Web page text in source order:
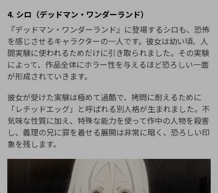
4. シロ（デッドマン・ワンダーランド）
『デッドマン・ワンダーランド』に登場するシロも、恐怖
を感じさせるキャラクターの一人です。彼女は幼い頃、人
間実験に使われるためだけに引き取られました。その実験
によって、作品全体にホラー性を与えるほど恐ろしい一面
が形成されていきます。
彼女が受けた実験は極めて過酷で、拷問に耐えるために
「レチッドエッグ」と呼ばれる別人格が生まれました。不
気味な性質に加え、特殊な能力を使って作中の人物を殺害
し、義理の兄に罪を着せる展開は非常に暗く、恐ろしい印
象を残します。